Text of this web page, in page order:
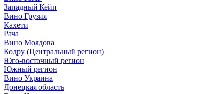
Западный Кейп
Вино Грузия
Кахети
Рача
Вино Молдова
Кодру (Центральный регион)
Юго-восточный регион
Южный регион
Вино Украина
Донецкая область